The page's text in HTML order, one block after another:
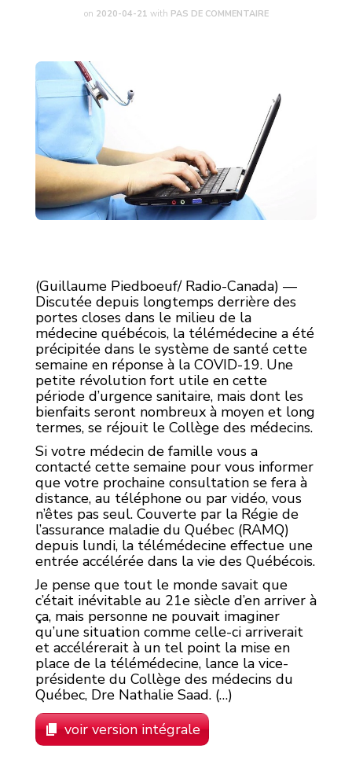
on 2020-04-21 with PAS DE COMMENTAIRE
(Guillaume Piedboeuf/ Radio-Canada) —
Discutée depuis longtemps derrière des
portes closes dans le milieu de la
médecine québécois, la télémédecine a été
précipitée dans le système de santé cette
semaine en réponse à la COVID-19. Une
petite révolution fort utile en cette
période d’urgence sanitaire, mais dont les
bienfaits seront nombreux à moyen et long
termes, se réjouit le Collège des médecins.
Si votre médecin de famille vous a
contacté cette semaine pour vous informer
que votre prochaine consultation se fera à
distance, au téléphone ou par vidéo, vous
n’êtes pas seul. Couverte par la Régie de
l’assurance maladie du Québec (RAMQ)
depuis lundi, la télémédecine effectue une
entrée accélérée dans la vie des Québécois.
Je pense que tout le monde savait que
c’était inévitable au 21e siècle d’en arriver à
ça, mais personne ne pouvait imaginer
qu’une situation comme celle-ci arriverait
et accélérerait à un tel point la mise en
place de la télémédecine, lance la vice-
présidente du Collège des médecins du
Québec, Dre Nathalie Saad. (…)
voir version intégrale